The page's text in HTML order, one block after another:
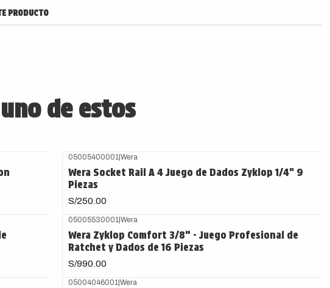
PRODUCTO
de estos
05005400001 |Wera
Wera Socket Rail A 4 Juego de Dados Zyklop 1/4" 9
Piezas
S/250.00
05005530001 |Wera
Wera Zyklop Comfort 3/8” - Juego Profesional de
Ratchet y Dados de 16 Piezas
S/990.00
05004046001 |Wera